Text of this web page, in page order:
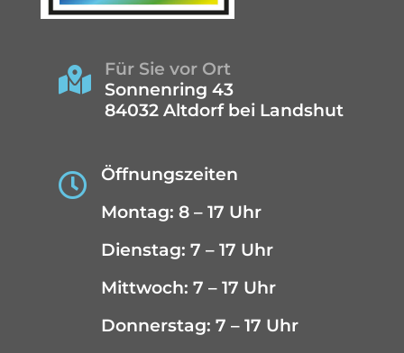

Für Sie vor Ort
Sonnenring 43
84032 Altdorf bei Landshut

Öffnungszeiten
Montag: 8 – 17 Uhr
Dienstag: 7 – 17 Uhr
Mittwoch: 7 – 17 Uhr
Donnerstag: 7 – 17 Uhr